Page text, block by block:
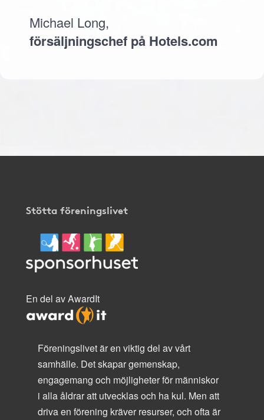
Michael Long,
försäljningschef på Hotels.com
Stötta föreningslivet
En del av AwardIt
Föreningslivet är en viktig del av vårt
samhälle. Det skapar gemenskap,
engagemang och möjligheter för människor
i alla åldrar att utvecklas och ha kul. Men att
driva en förening kräver resurser, och ofta är